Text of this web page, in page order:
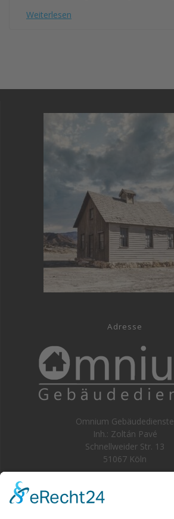
Weiterlesen
Adresse
Omnium Gebäudedienste
Inh.: Zoltán Pavé
Schnellweider Str. 13
51067 Köln